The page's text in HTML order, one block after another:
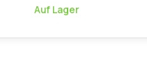
Auf Lager